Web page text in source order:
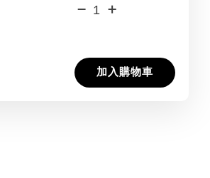
- +
加入購物車